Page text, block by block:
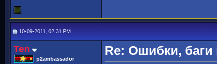
10-09-2011, 02:31 PM
Ten
p2ambassador
Re: Ошибки,